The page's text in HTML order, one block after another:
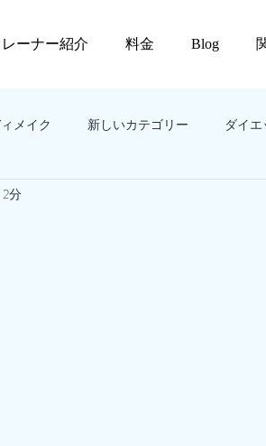
レーナー紹介 料金 Blog
メイク 新しいカテゴリー ダイエ
分